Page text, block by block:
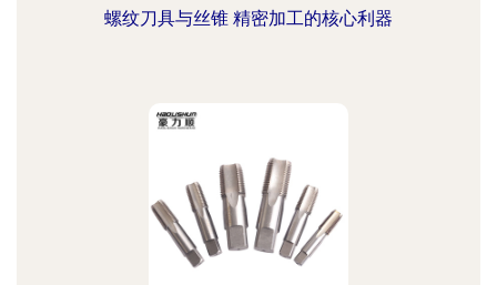
螺纹刀具与丝锥 精密加工的核心利器